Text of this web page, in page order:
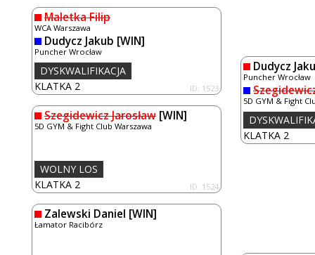
Maletka Filip
WCA Warszawa
Dudycz Jakub [WIN]
Puncher Wrocław
KLATKA 2 ID: 1523
DYSKWALIFIKACJA
Szegidewicz Jarosław [WIN]
5D GYM & Fight Club Warszawa
KLATKA 2 ID: 1524
WOLNY LOS
Zalewski Daniel [WIN]
Łamator Racibórz
Dudycz
Puncher Wrocław
5D GYM & Fight
KLATKA 2